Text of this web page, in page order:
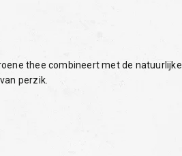
thee combineert met de natuurlijke
perzik.